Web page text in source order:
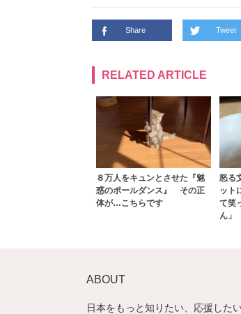
Share Tweet
RELATED ARTICLE
８万人をキュンとさせた『魅
惑のポールダンス』 その正
体が…こちらです
怒る
ット
て笑
ん」
ABOUT
日本をもっと知りたい、応援したい